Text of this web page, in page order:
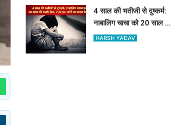
4 साल की भतीजी से दुष्कर्म:
नाबालिग चाचा को 20 साल की
कठोर कैद, POCSO कोर्ट का
HARSH YADAV